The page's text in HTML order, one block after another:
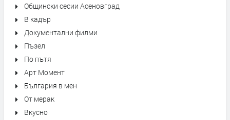
Общински сесии Асеновград
В кадър
Документални филми
Пъзел
По пътя
Арт Момент
България в мен
От мерак
Вкусно